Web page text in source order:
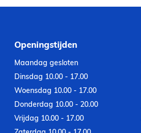
Openingstijden
Maandag gesloten
Dinsdag 10.00 - 17.00
Woensdag 10.00 - 17.00
Donderdag 10.00 - 20.00
Vrijdag 10.00 - 17.00